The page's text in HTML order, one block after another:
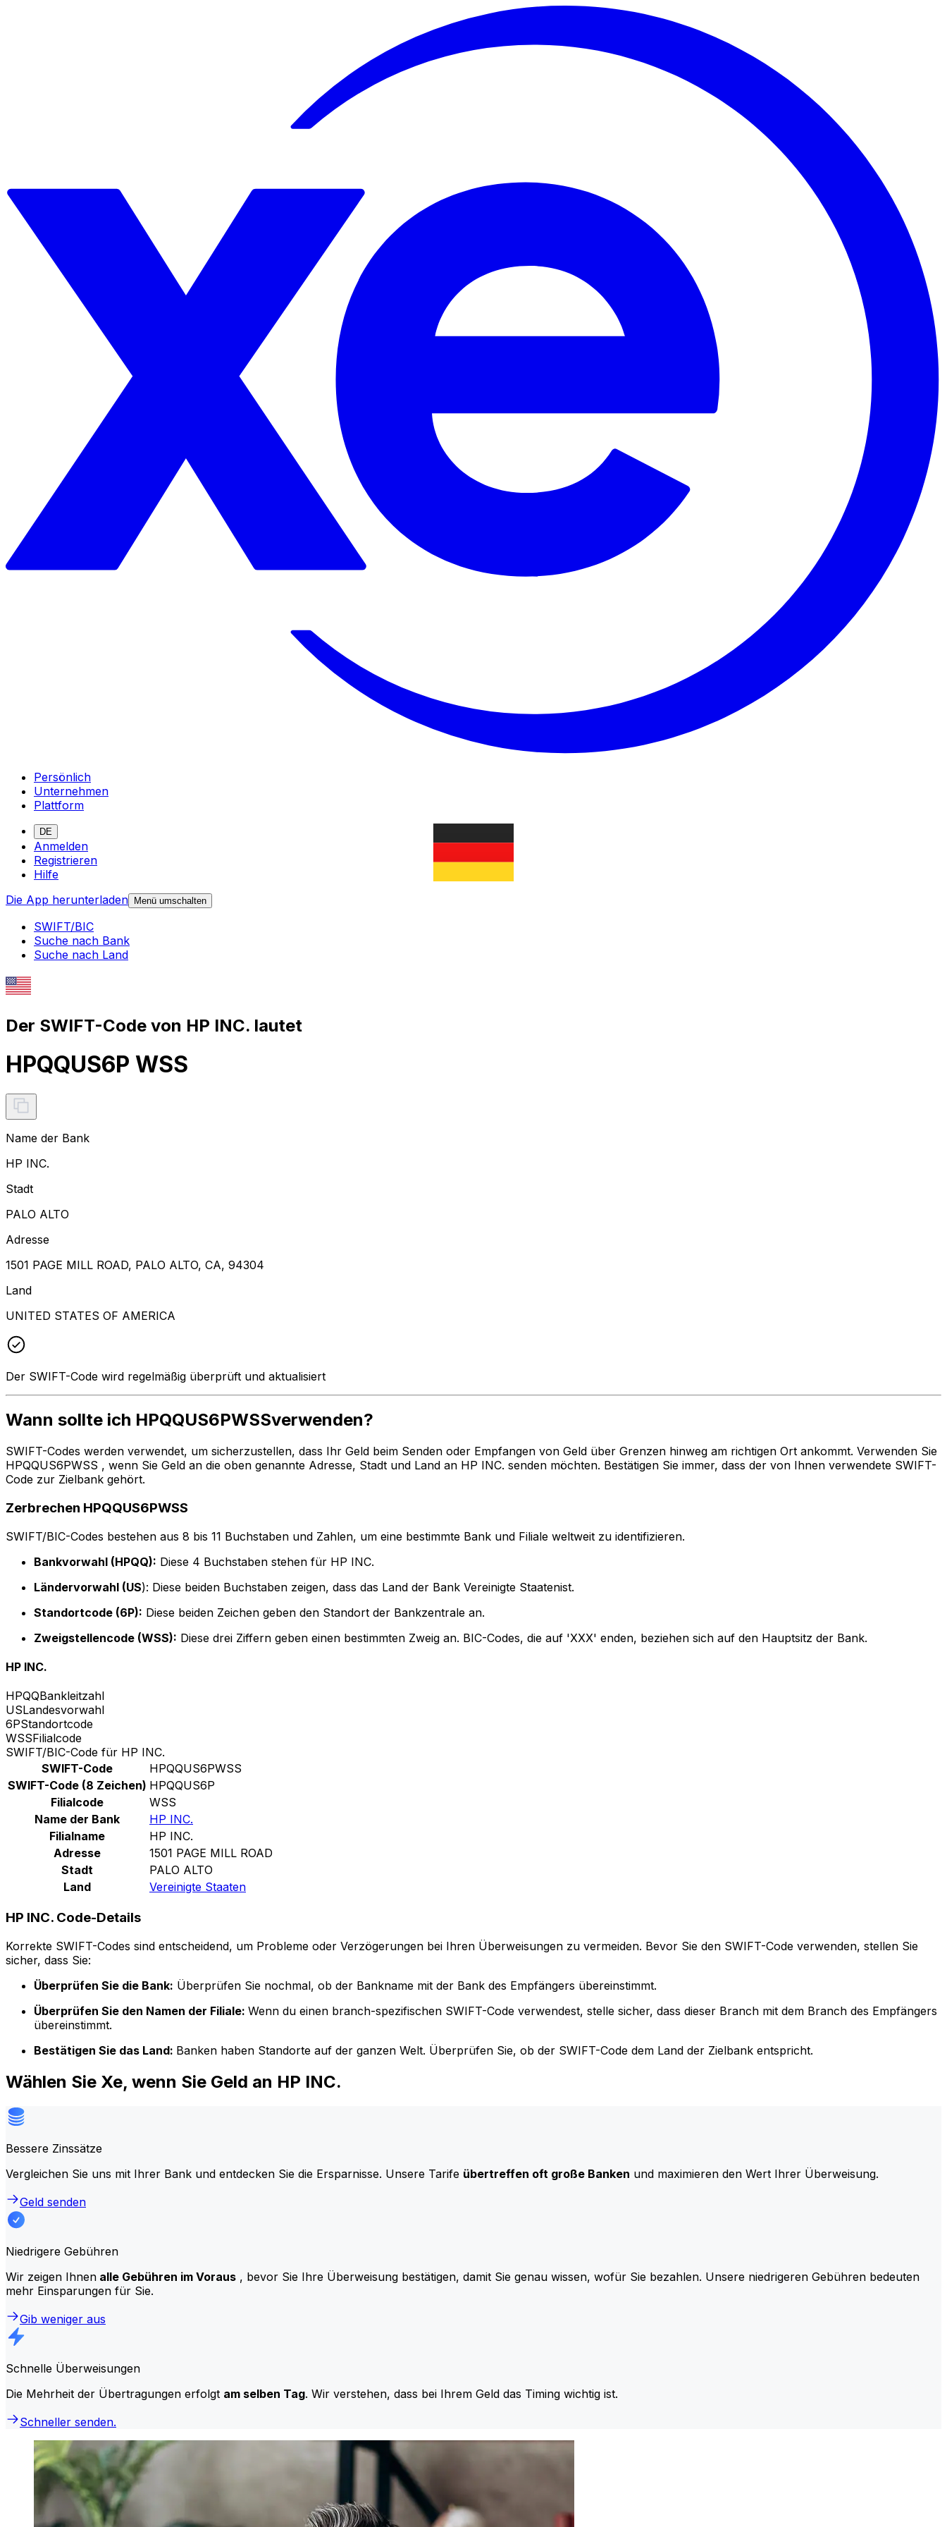
Persönlich
Unternehmen
Plattform
DE
Anmelden
Registrieren
Hilfe
Die App herunterladen Menü umschalten
SWIFT/BIC
Suche nach Bank
Suche nach Land
Der SWIFT-Code von HP INC. lautet
HPQQUS6P WSS
Name der Bank
HP INC.
Stadt
PALO ALTO
Adresse
1501 PAGE MILL ROAD, PALO ALTO, CA, 94304
Land
UNITED STATES OF AMERICA
Der SWIFT-Code wird regelmäßig überprüft und aktualisiert
Wann sollte ich HPQQUS6PWSSverwenden?
SWIFT-Codes werden verwendet, um sicherzustellen, dass Ihr Geld beim Senden oder Empfangen von Geld über Grenzen hinweg am richtigen Ort ankommt. Verwenden Sie
HPQQUS6PWSS , wenn Sie Geld an die oben genannte Adresse, Stadt und Land an HP INC. senden möchten. Bestätigen Sie immer, dass der von Ihnen verwendete SWIFT-
Code zur Zielbank gehört.
Zerbrechen HPQQUS6PWSS
SWIFT/BIC-Codes bestehen aus 8 bis 11 Buchstaben und Zahlen, um eine bestimmte Bank und Filiale weltweit zu identifizieren.
Bankvorwahl (HPQQ): Diese 4 Buchstaben stehen für HP INC.
Ländervorwahl (US): Diese beiden Buchstaben zeigen, dass das Land der Bank Vereinigte Staatenist.
Standortcode (6P): Diese beiden Zeichen geben den Standort der Bankzentrale an.
Zweigstellencode (WSS): Diese drei Ziffern geben einen bestimmten Zweig an. BIC-Codes, die auf 'XXX' enden, beziehen sich auf den Hauptsitz der Bank.
HP INC.
HPQQBankleitzahl
USLandesvorwahl
6PStandortcode
WSSFilialcode
SWIFT/BIC-Code für HP INC.
SWIFT-Code
HPQQUS6PWSS
SWIFT-Code (8 Zeichen) HPQQUS6P
Filialcode
WSS
Name der Bank
HP INC.
Filialname
HP INC.
Adresse
1501 PAGE MILL ROAD
Stadt
PALO ALTO
Land
Vereinigte Staaten
HP INC. Code-Details
Korrekte SWIFT-Codes sind entscheidend, um Probleme oder Verzögerungen bei Ihren Überweisungen zu vermeiden. Bevor Sie den SWIFT-Code verwenden, stellen Sie
sicher, dass Sie:
Überprüfen Sie die Bank: Überprüfen Sie nochmal, ob der Bankname mit der Bank des Empfängers übereinstimmt.
Überprüfen Sie den Namen der Filiale: Wenn du einen branch-spezifischen SWIFT-Code verwendest, stelle sicher, dass dieser Branch mit dem Branch des Empfängers
übereinstimmt.
Bestätigen Sie das Land: Banken haben Standorte auf der ganzen Welt. Überprüfen Sie, ob der SWIFT-Code dem Land der Zielbank entspricht.
Wählen Sie Xe, wenn Sie Geld an HP INC.
Bessere Zinssätze
Vergleichen Sie uns mit Ihrer Bank und entdecken Sie die Ersparnisse. Unsere Tarife übertreffen oft große Banken und maximieren den Wert Ihrer Überweisung.
Geld senden
Niedrigere Gebühren
Wir zeigen Ihnen alle Gebühren im Voraus , bevor Sie Ihre Überweisung bestätigen, damit Sie genau wissen, wofür Sie bezahlen. Unsere niedrigeren Gebühren bedeuten
mehr Einsparungen für Sie.
Gib weniger aus
Schnelle Überweisungen
Die Mehrheit der Übertragungen erfolgt am selben Tag. Wir verstehen, dass bei Ihrem Geld das Timing wichtig ist.
Schneller senden.